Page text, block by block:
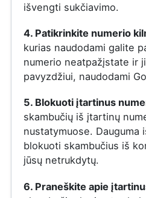
išvengti sukčiavimo.
4. Patikrinkite numerio
kurias naudodami galite
numerio neatpažįstate ir
pavyzdžiui, naudodami
5. Blokuoti įtartinus
skambučių iš įtartinų
nustatymuose. Dauguma
blokuoti skambučius iš
jūsų netrukdytų.
6. Praneškite apie